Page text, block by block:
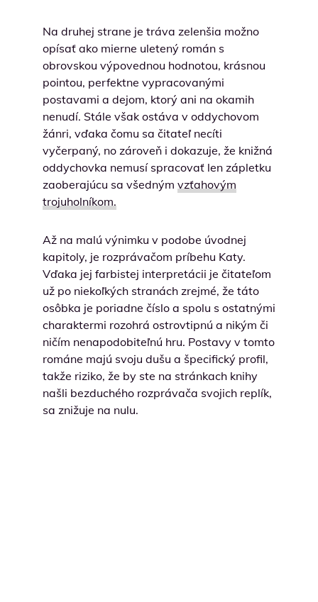
Na druhej strane je tráva zelenšia možno
opísať ako mierne uletený román s
obrovskou výpovednou hodnotou, krásnou
pointou, perfektne vypracovanými
postavami a dejom, ktorý ani na okamih
nenudí. Stále však ostáva v oddychovom
žánri, vďaka čomu sa čitateľ necíti
vyčerpaný, no zároveň i dokazuje, že knižná
oddychovka nemusí spracovať len zápletku
zaoberajúcu sa všedným vzťahovým
trojuholníkom.
Až na malú výnimku v podobe úvodnej
kapitoly, je rozprávačom príbehu Katy.
Vďaka jej farbistej interpretácii je čitateľom
už po niekoľkých stranách zrejmé, že táto
osôbka je poriadne číslo a spolu s ostatnými
charaktermi rozohrá ostrovtipnú a nikým či
ničím nenapodobiteľnú hru. Postavy v tomto
románe majú svoju dušu a špecifický profil,
takže riziko, že by ste na stránkach knihy
našli bezduchého rozprávača svojich replík,
sa znižuje na nulu.